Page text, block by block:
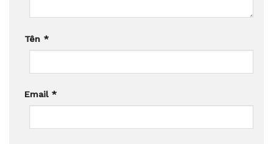
Tên *
Email *